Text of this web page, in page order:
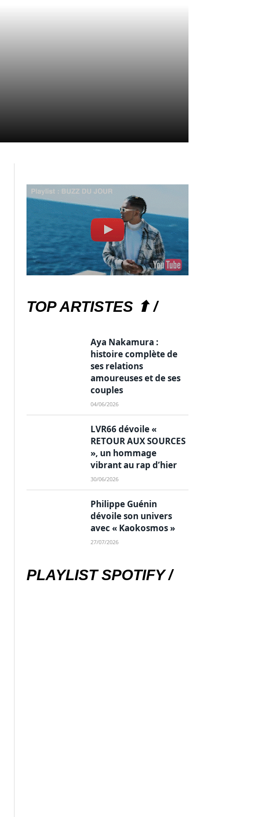
TOP ARTISTES ⬆ /
Aya Nakamura :
histoire complète de
ses relations
amoureuses et de ses
couples
04/06/2026
LVR66 dévoile «
RETOUR AUX SOURCES
», un hommage
vibrant au rap d’hier
30/06/2026
Philippe Guénin
dévoile son univers
avec « Kaokosmos »
27/07/2026
PLAYLIST SPOTIFY /